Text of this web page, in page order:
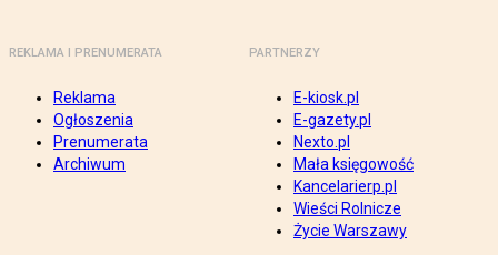
REKLAMA I PRENUMERATA
Reklama
Ogłoszenia
Prenumerata
Archiwum
PARTNERZY
E-kiosk.pl
E-gazety.pl
Nexto.pl
Mała księgowość
Kancelarierp.pl
Wieści Rolnicze
Życie Warszawy